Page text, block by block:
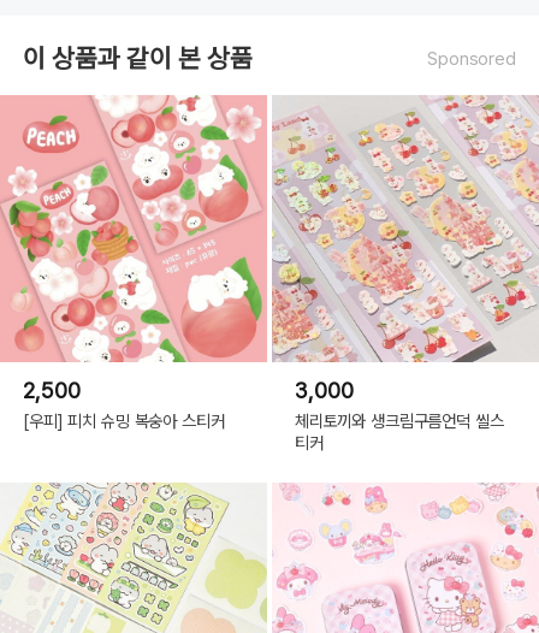
이 상품과 같이 본 상품 Sponsored
2,500
[우피] 피치 슈밍 복숭아 스티커
3,000
체리토끼와 생크림구름언덕 씰스
티커